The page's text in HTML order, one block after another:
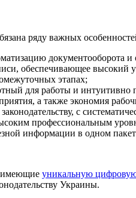
ряду важных
документооборота
обеспечивающее высокий
этапах;
для работы и интуитивно
а также экономия
с
профессиональным
информации в одном
имеющие уникальную
Украины.